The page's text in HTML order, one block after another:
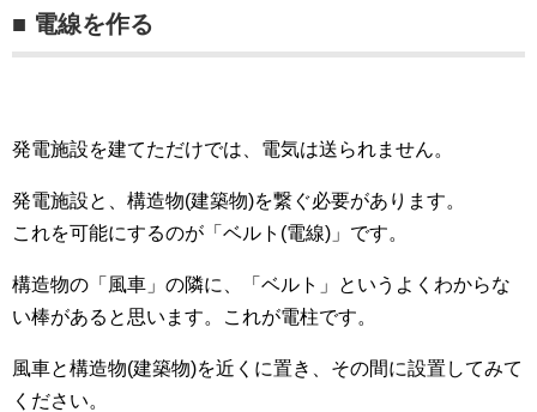
■ 電線を作る
発電施設を建てただけでは、電気は送られません。
発電施設と、構造物(建築物)を繋ぐ必要があります。
これを可能にするのが「ベルト(電線)」です。
構造物の「風車」の隣に、「ベルト」というよくわからな
い棒があると思います。これが電柱です。
風車と構造物(建築物)を近くに置き、その間に設置してみて
ください。